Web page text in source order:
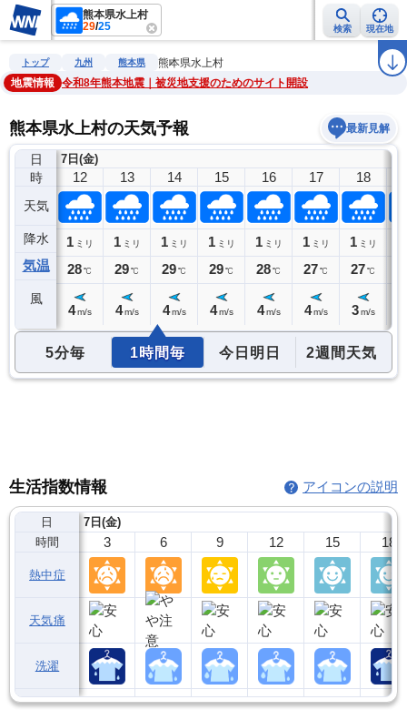
熊本県水上村
29/25 検索 現在地
雨雲レーダー 台風情報 地震情報 ラ
トップ 九州 熊本県
熊本県水上村
地震情報
令和8年熊本地震｜被災地支援のためのサイト開設
熊本県水上村の天気予報 最新見解
日
時
天気
降水
気温
風
7日(金)
11
1ミリ
27℃
12
1 ミリ
28℃
4 m/s
13
1 ミリ
29℃
4 m/s
14
1 ミリ
29℃
4 m/s
15
1 ミリ
29℃
4 m/s
16
1 ミリ
28℃
4 m/s
17
1 ミリ
27℃
4 m/s
18
1 ミリ
27℃
3 m/s
5分毎 1時間毎 今日明日 2週間天気
生活指数情報 アイコンの説明
日
時間
熱中症
天気痛
洗濯
7日(金)
3 6 9 12 15 18